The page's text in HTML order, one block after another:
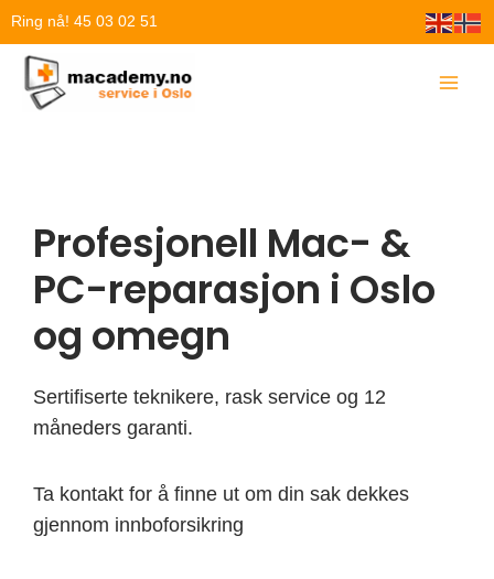
Hopp
innholdet
Ring nå! 45 03 02 51
Profesjonell Mac- &
PC-reparasjon i Oslo
og omegn
Sertifiserte teknikere, rask service og 12
måneders garanti.
Ta kontakt for å finne ut om din sak dekkes
gjennom innboforsikring